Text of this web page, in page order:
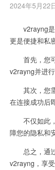
2024年5月22
v2rayng是
更是便捷和私
首先，您可
v2rayng并进行
其次，您需
在连接成功后
不仅如此，
障您的隐私和
总之，通过
v2rayng，享